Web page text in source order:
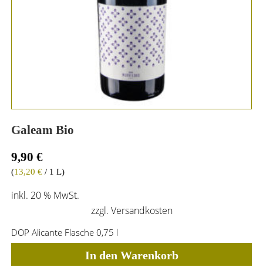
Galeam Bio
9,90 €
(13,20 €/ 1 L)
inkl. 20 % MwSt.
zzgl. Versandkosten
DOP Alicante Flasche 0,75 l
In den Warenkorb